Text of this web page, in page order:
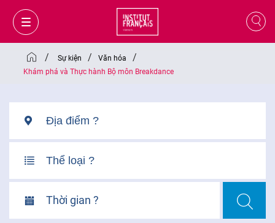
/ Sự kiện / Văn hóa /
Khám phá và Thực hành Bộ môn Breakdance
Thời gian ?